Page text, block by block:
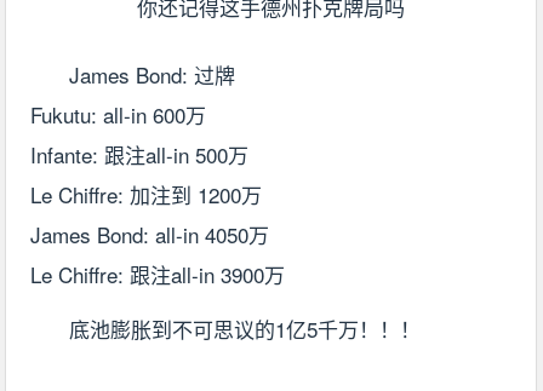
James Bond: 过牌
Fukutu: all-in 600万
Infante: 跟注all-in 500万
Le Chiffre: 加注到 1200万
James Bond: all-in 4050万
Le Chiffre: 跟注all-in 3900万
底池膨胀到不可思议的1亿5千万！！！